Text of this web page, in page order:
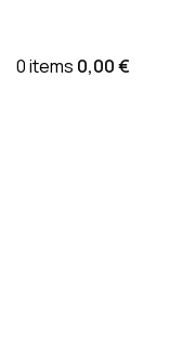
0items 0,00€